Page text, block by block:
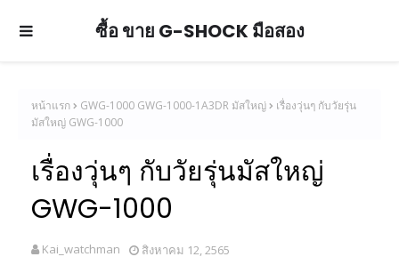
ซื้อ ขาย G-SHOCK มือสอง
หน้าแรก GWG-1000 GWG-1000-1A3DR มัสใหญ่
เรื่องวุ่นๆ กับวัยรุ่น
มัสใหญ่ GWG-1000
เรื่องวุ่นๆ กับวัยรุ่นมัสใหญ่
GWG-1000
Kai_watchman สิงหาคม 12, 2565